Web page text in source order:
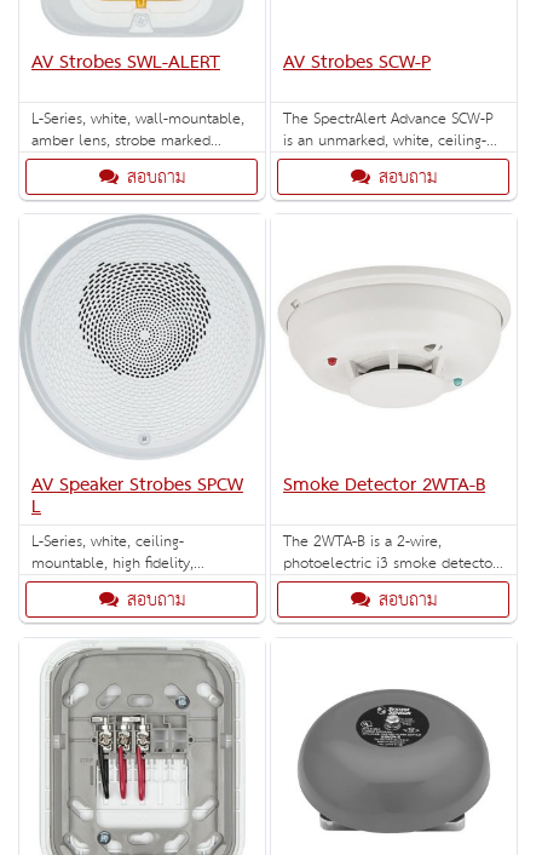
AV Strobes SWL-ALERT
L-Series, white, wall-mountable,
amber lens, strobe marked
"ALERT". Selectable strobe
settings: 15, 30, 75, 95, 110,
135, and 185 cd.
สอบถาม
AV Strobes SCW-P
The SpectrAlert Advance SCW-P
is an unmarked, white, ceiling-
mount strobe with selectable
strobe settings of 15, 15/75, 30,
75, 95, 110 and 115 cd.
สอบถาม
AV Speaker Strobes SPCW
L
L-Series, white, ceiling-
mountable, high fidelity,
speaker. สอบถาม
Smoke Detector 2WTA-B
The 2WTA-B is a 2-wire,
photoelectric i3 smoke detector
with thermal sensor and built-in
สอบถาม